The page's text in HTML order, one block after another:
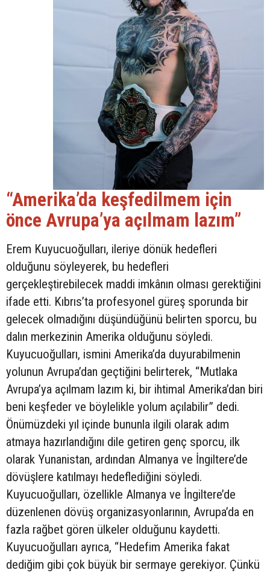
“Amerika’da keşfedilmem için
önce Avrupa’ya açılmam lazım”
Erem Kuyucuoğulları, ileriye dönük hedefleri
olduğunu söyleyerek, bu hedefleri
gerçekleştirebilecek maddi imkânın olması gerektiğini
ifade etti. Kıbrıs’ta profesyonel güreş sporunda bir
gelecek olmadığını düşündüğünü belirten sporcu, bu
dalın merkezinin Amerika olduğunu söyledi.
Kuyucuoğulları, ismini Amerika’da duyurabilmenin
yolunun Avrupa’dan geçtiğini belirterek, “Mutlaka
Avrupa’ya açılmam lazım ki, bir ihtimal Amerika’dan biri
beni keşfeder ve böylelikle yolum açılabilir” dedi.
Önümüzdeki yıl içinde bununla ilgili olarak adım
atmaya hazırlandığını dile getiren genç sporcu, ilk
olarak Yunanistan, ardından Almanya ve İngiltere’de
dövüşlere katılmayı hedeflediğini söyledi.
Kuyucuoğulları, özellikle Almanya ve İngiltere’de
düzenlenen dövüş organizasyonlarının, Avrupa’da en
fazla rağbet gören ülkeler olduğunu kaydetti.
Kuyucuoğulları ayrıca, “Hedefim Amerika fakat
dediğim gibi çok büyük bir sermaye gerekiyor. Çünkü